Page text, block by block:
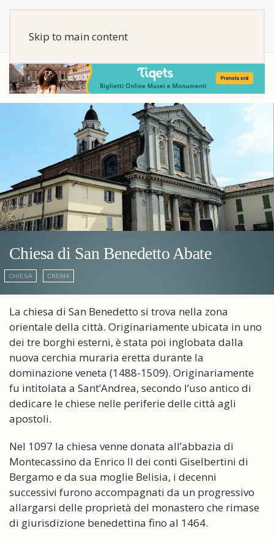
Skip to main content
Chiesa di San Benedetto Abate
CHIESA CREMA
La chiesa di San Benedetto si trova nella zona
orientale della città. Originariamente ubicata in uno
dei tre borghi esterni, è stata poi inglobata dalla
nuova cerchia muraria eretta durante la
dominazione veneta (1488-1509). Originariamente
fu intitolata a Sant’Andrea, secondo l’uso antico di
dedicare le chiese nelle periferie delle città agli
apostoli.
Nel 1097 la chiesa venne donata all’abbazia di
Montecassino da Enrico II dei conti Giselbertini di
Bergamo e da sua moglie Belisia, i decenni
successivi furono accompagnati da un progressivo
allargarsi delle proprietà del monastero che rimase
di giurisdizione benedettina fino al 1464.